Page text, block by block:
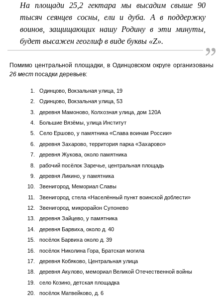
На площади 25,2 гектара мы высадим свыше 90
тысяч сеянцев сосны, ели и дуба. А в поддержку
воинов, защищающих нашу Родину в эти минуты,
будет высажен геоглиф в виде буквы «Z».
Помимо центральной площадки, в Одинцовском округе организованы
26 мест посадки деревьев:
Одинцово, Вокзальная улица, 19
Одинцово, Вокзальная улица, 53
деревня Мамоново, Колхозная улица, дом 120А
Большие Вязёмы, улица Институт
Село Ершово, у памятника «Слава воинам России»
деревня Захарово, территория парка «Захарово»
деревня Жукова, около памятника
рабочий посёлок Заречье, центральная площадь
деревня Ликино, у памятника
Звенигород, Мемориал Славы
Звенигород, стела «Населённый пункт воинской доблести»
Звенигород, микрорайон Супонево
деревня Зайцево, у памятника
деревня Барвиха, около д. 40
посёлок Барвиха около д. 39
посёлок Николина Гора, Братская могила
деревня Кобяково, Центральная улица
деревня Акулово, мемориал Великой Отечественной войны
село Козино, детская площадка
посёлок Матвейково, д. 6